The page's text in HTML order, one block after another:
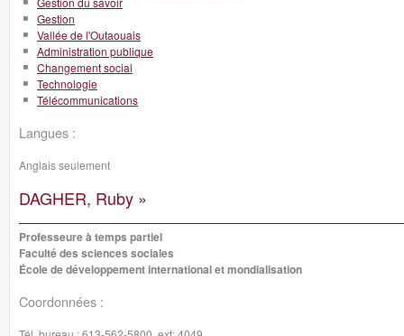
Gestion
Vallée de l'Outaouais
Administration publique
Changement social
Technologie
Télécommunications
Langues :
Anglais seulement
DAGHER, Ruby »
Professeure à temps partiel
Faculté des sciences sociales
École de développement international et mondialisation
Coordonnées :